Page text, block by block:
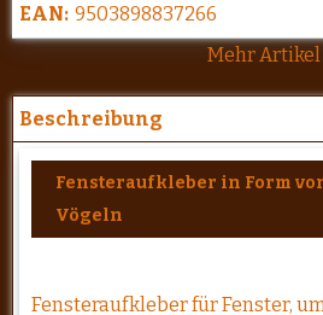
EAN: 9503898837266
Mehr Artikel
Beschreibung
Fensteraufkleber in Form
Vögeln
Fensteraufkleber für Fenster,